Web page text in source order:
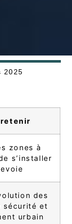
2025
retenir
zones à
s’installer
des
sécurité et
urbain